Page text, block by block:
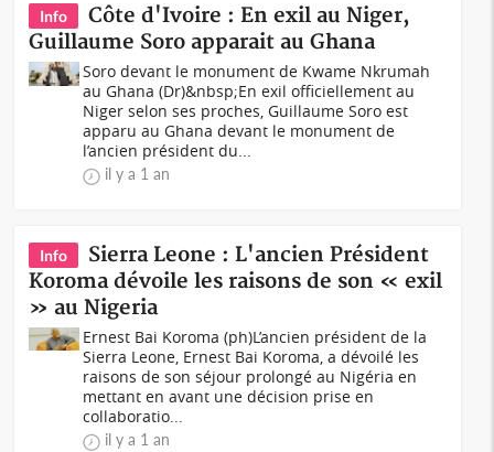
Info
Côte d'Ivoire : En exil au Niger,
Guillaume Soro apparait au Ghana
Soro devant le monument de Kwame Nkrumah
au Ghana (Dr)&nbsp;En exil officiellement au
Niger selon ses proches, Guillaume Soro est
apparu au Ghana devant le monument de
l’ancien président du...
il y a 1 an
Info
Sierra Leone : L'ancien Président
Koroma dévoile les raisons de son « exil
» au Nigeria
Ernest Bai Koroma (ph)L’ancien président de la
Sierra Leone, Ernest Bai Koroma, a dévoilé les
raisons de son séjour prolongé au Nigéria en
mettant en avant une décision prise en
collaboratio...
il y a 1 an